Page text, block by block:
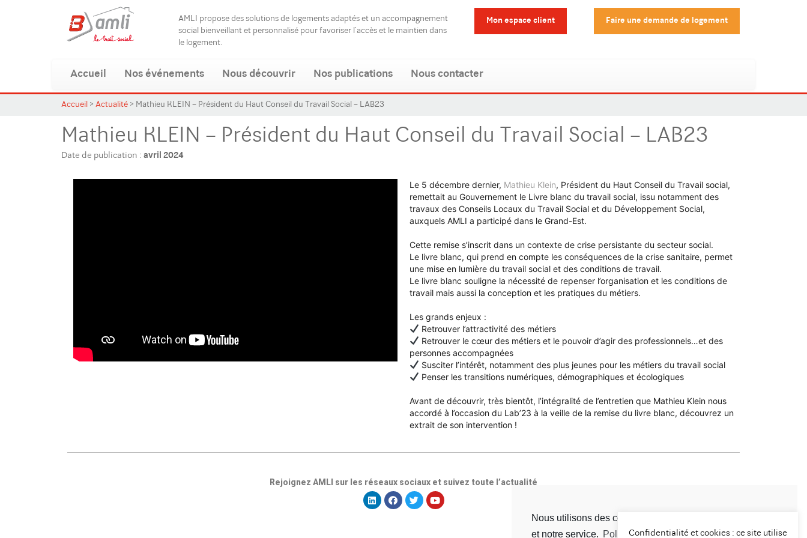
Nous utilisons des cookies pour optimiser notre site web
et notre service. Politique de cookies
AMLI propose des solutions de logements adaptés et un accompagnement
social bienveillant et personnalisé pour favoriser l’accès et le maintien dans
le logement.
Mon espace client Faire une demande de logement
Accueil Nos événements Nous découvrir Nos publications Nous contacter
Accueil > Actualité > Mathieu KLEIN – Président du Haut Conseil du Travail Social – LAB23
Mathieu KLEIN – Président du Haut Conseil du Travail Social – LAB23
Date de publication : avril 2024
Le 5 décembre dernier, Mathieu Klein, Président du Haut Conseil du Travail social,
remettait au Gouvernement le Livre blanc du travail social, issu notamment des
travaux des Conseils Locaux du Travail Social et du Développement Social,
auxquels AMLI a participé dans le Grand-Est.
Cette remise s’inscrit dans un contexte de crise persistante du secteur social.
Le livre blanc, qui prend en compte les conséquences de la crise sanitaire, permet
une mise en lumière du travail social et des conditions de travail.
Le livre blanc souligne la nécessité de repenser l’organisation et les conditions de
travail mais aussi la conception et les pratiques du métiers.
Les grands enjeux :
Retrouver l’attractivité des métiers
Retrouver le cœur des métiers et le pouvoir d’agir des professionnels…et des
personnes accompagnées
Susciter l’intérêt, notamment des plus jeunes pour les métiers du travail social
Penser les transitions numériques, démographiques et écologiques
Avant de découvrir, très bientôt, l’intégralité de l’entretien que Mathieu Klein nous
accordé à l’occasion du Lab’23 à la veille de la remise du livre blanc, découvrez un
extrait de son intervention !
Rejoignez AMLI sur les réseaux sociaux et suivez toute l’actualité
Confidentialité et cookies : ce site utilise